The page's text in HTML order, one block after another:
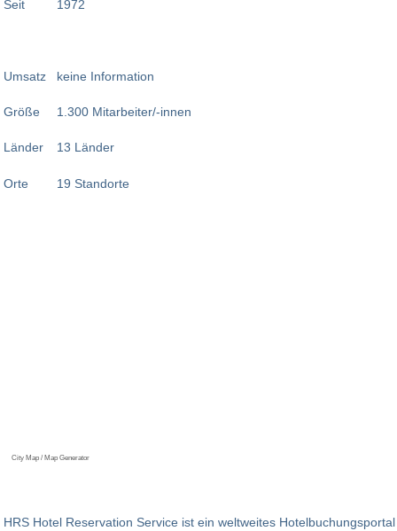
Seit
Umsatz
Größe
Länder
Orte
1972
keine Information
1.300 Mitarbeiter/-innen
13 Länder
19 Standorte
City Map / Map Generator
HRS Hotel Reservation Service ist ein weltweites Hotelbuchungsportal